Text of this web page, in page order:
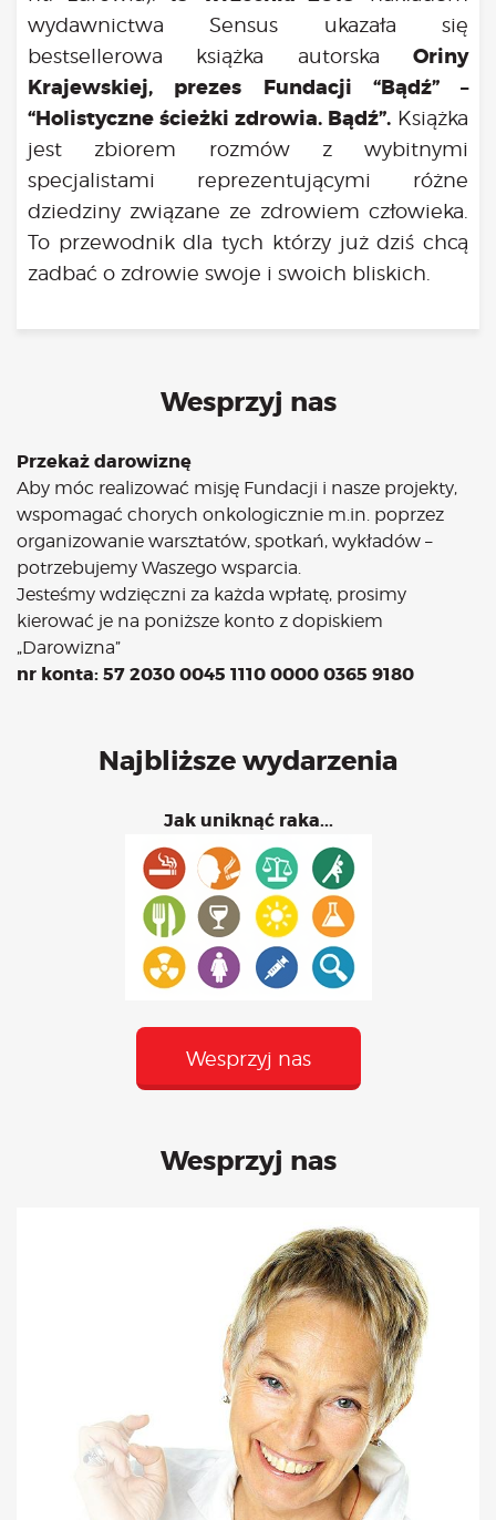
wydawnictwa Sensus ukazała się
bestsellerowa książka autorska Oriny
Krajewskiej, prezes Fundacji “Bądź” –
“Holistyczne ścieżki zdrowia. Bądź”. Książka
jest zbiorem rozmów z wybitnymi
specjalistami reprezentującymi różne
dziedziny związane ze zdrowiem człowieka.
To przewodnik dla tych którzy już dziś chcą
zadbać o zdrowie swoje i swoich bliskich.
Wesprzyj nas
Przekaż darowiznę
Aby móc realizować misję Fundacji i nasze projekty,
wspomagać chorych onkologicznie m.in. poprzez
organizowanie warsztatów, spotkań, wykładów –
potrzebujemy Waszego wsparcia.
Jesteśmy wdzięczni za każda wpłatę, prosimy
kierować je na poniższe konto z dopiskiem
„Darowizna”
nr konta: 57 2030 0045 1110 0000 0365 9180
Najbliższe wydarzenia
Jak uniknąć raka...
Wesprzyj nas
Wesprzyj nas